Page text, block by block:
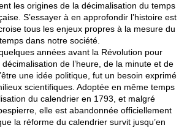
les origines de la décimalisation du temps
S’essayer à en approfondir l’histoire est
tous les enjeux propres à la mesure du
temps dans notre société.
années avant la Révolution pour
de l’heure, de la minute et de
une idée politique, fut un besoin exprimé
scientifiques. Adoptée en même temps
du calendrier en 1793, et malgré
elle est abandonnée officiellement
la réforme du calendrier survit jusqu’en